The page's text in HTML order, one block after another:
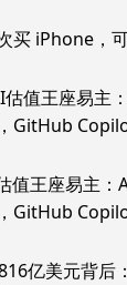
买 iPhone，
估值王座易主
GitHub
值王座易主
GitHub
亿美元背后